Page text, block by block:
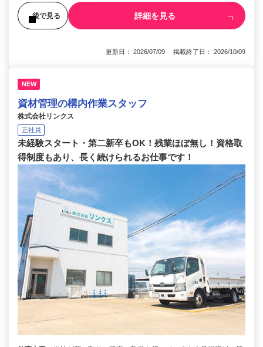
後で見る 詳細を見る
更新日： 2026/07/09 掲載終了日： 2026/10/09
NEW
資材管理の構内作業スタッフ
株式会社リンクス
正社員
未経験スタート・第二新卒もOK！残業ほぼ無し！資格取
得制度もあり、長く続けられるお仕事です！